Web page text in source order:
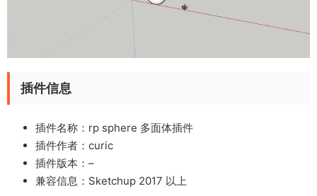
插件信息
插件名称：rp sphere 多面体插件
插件作者： curic
插件版本：–
兼容信息：Sketchup 2017 以上